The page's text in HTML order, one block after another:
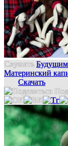
Слушать
Материнский
Скачать